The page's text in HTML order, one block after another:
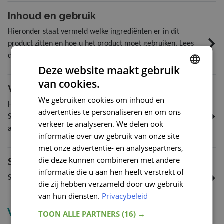
Inhoud en gebruik
Hieronder staat vermeld welke ingrediënten er in dit
product zitten en hoe u het product moet gebruiken. Lees
deze informatie goed door.
Veelgestelde vragen
Hieronder vindt u de veelgestelde vragen over Flinndal Zink.
Stel deze dan door op het tabblad stel een vraag te klikken
aan de onderkant van deze pagina. Hier vindt u ook alle
vragen die zijn gesteld door andere klanten.
Stel een vraag
Stel een vraag
Vergelijkbare producten
GERMAN
Deze website maakt gebruik
van cookies.
We gebruiken cookies om inhoud en
advertenties te personaliseren en om ons
verkeer te analyseren. We delen ook
informatie over uw gebruik van onze site
met onze advertentie- en analysepartners,
die deze kunnen combineren met andere
informatie die u aan hen heeft verstrekt of
die zij hebben verzameld door uw gebruik
van hun diensten. Privacybeleid
TOON ALLE PARTNERS (16) →